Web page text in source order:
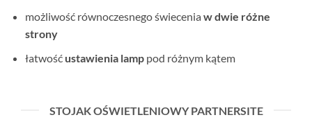
możliwość równoczesnego świecenia w dwie różne
strony
łatwość ustawienia lamppod różnym kątem
STOJAK OŚWIETLENIOWY PARTNERSITE